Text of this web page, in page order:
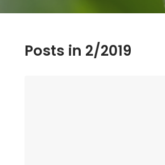
Posts in 2/2019